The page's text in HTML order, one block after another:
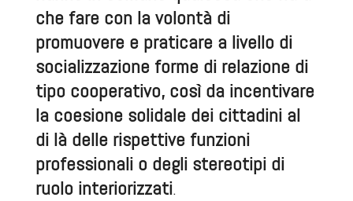
che fare con la volontà di
promuovere e praticare a livello di
socializzazione forme di relazione di
tipo cooperativo, così da incentivare
la coesione solidale dei cittadini al
di là delle rispettive funzioni
professionali o degli stereotipi di
ruolo interiorizzati.